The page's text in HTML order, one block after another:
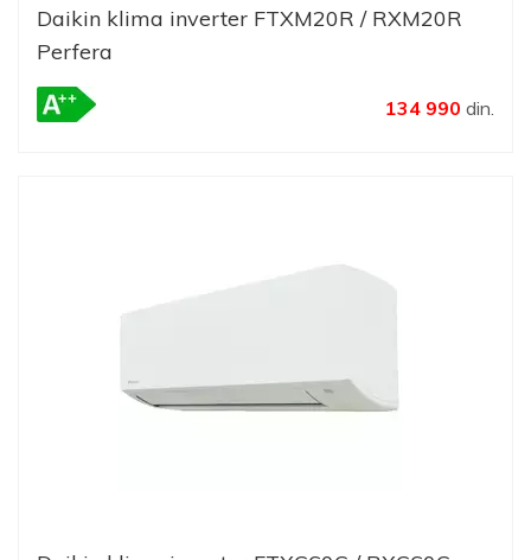
Daikin klima inverter FTXM20R / RXM20R
Perfera
134 990 din.